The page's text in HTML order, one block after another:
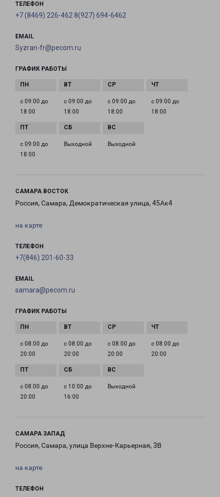
ТЕЛЕФОН
+7 (8469) 226-462 8(927) 694-6462
EMAIL
Syzran-fr@pecom.ru
ГРАФИК РАБОТЫ
с 09:00 до
18:00
с 09:00 до
18:00
с 09:00 до
18:00
с 09:00 до
18:00
с 09:00 до
18:00
Выходной Выходной
САМАРА ВОСТОК
Россия, Самара, Демократическая улица, 45Ак4
на карте
ТЕЛЕФОН
+7(846) 201-60-33
EMAIL
samara@pecom.ru
ГРАФИК РАБОТЫ
с 08:00 до
20:00
с 08:00 до
20:00
с 08:00 до
20:00
с 08:00 до
20:00
с 08:00 до
20:00
с 10:00 до
16:00
Выходной
САМАРА ЗАПАД
Россия, Самара, улица Верхне-Карьерная, 3В
на карте
ТЕЛЕФОН